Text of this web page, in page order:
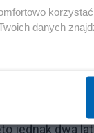
jednak dwa
danych